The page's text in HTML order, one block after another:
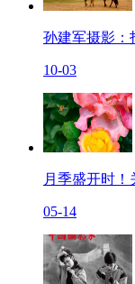
孙建军摄影：
10-03
月季盛开时
05-14